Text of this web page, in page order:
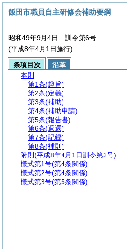
飯田市職員自主研修会補助要綱
昭和49年9月4日 訓令第6号
(平成8年4月1日施行)
条項目次
沿革
本則
第1条(趣旨)
第2条(定義)
第3条(補助)
第4条(補助申請)
第5条(報告書)
第6条(返還)
第7条(記録)
第8条(補則)
附則 (平成8年4月1日訓令第3号)
様式第1号(第4条関係)
様式第2号(第4条関係)
様式第3号(第5条関係)